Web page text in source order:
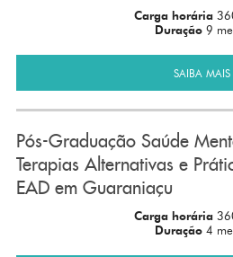
Carga horária
Duração 9
SAIBA MAIS
Pós-Graduação Saúde
Terapias Alternativas e
EAD em Guaraniaçu
Carga horária
Duração 4